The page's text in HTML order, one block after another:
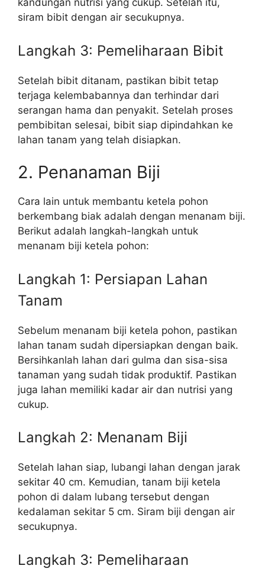
kandungan nutrisi yang cukup. Setelah itu,
siram bibit dengan air secukupnya.
Langkah 3: Pemeliharaan Bibit
Setelah bibit ditanam, pastikan bibit tetap
terjaga kelembabannya dan terhindar dari
serangan hama dan penyakit. Setelah proses
pembibitan selesai, bibit siap dipindahkan ke
lahan tanam yang telah disiapkan.
2. Penanaman Biji
Cara lain untuk membantu ketela pohon
berkembang biak adalah dengan menanam biji.
Berikut adalah langkah-langkah untuk
menanam biji ketela pohon:
Langkah 1: Persiapan Lahan
Tanam
Sebelum menanam biji ketela pohon, pastikan
lahan tanam sudah dipersiapkan dengan baik.
Bersihkanlah lahan dari gulma dan sisa-sisa
tanaman yang sudah tidak produktif. Pastikan
juga lahan memiliki kadar air dan nutrisi yang
cukup.
Langkah 2: Menanam Biji
Setelah lahan siap, lubangi lahan dengan jarak
sekitar 40 cm. Kemudian, tanam biji ketela
pohon di dalam lubang tersebut dengan
kedalaman sekitar 5 cm. Siram biji dengan air
secukupnya.
Langkah 3: Pemeliharaan